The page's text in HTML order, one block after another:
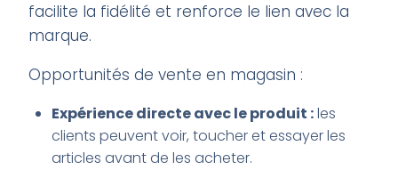
facilite la fidélité et renforce le lien avec la
marque.
Opportunités de vente en magasin :
Expérience directe avec le produit :les
clients peuvent voir, toucher et essayer les
articles avant de les acheter.